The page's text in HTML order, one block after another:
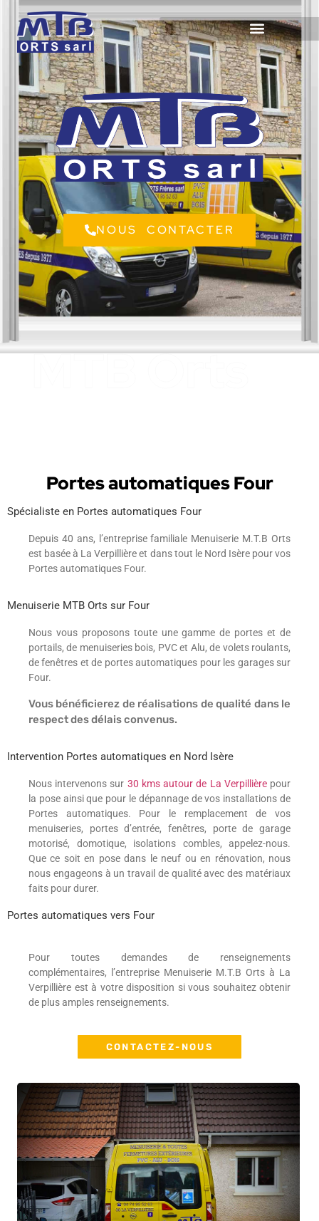
NOUS CONTACTER
Portes automatiques Four
Spécialiste en Portes automatiques Four
Depuis 40 ans, l’entreprise familiale Menuiserie M.T.B Orts
est basée à La Verpillière et dans tout le Nord Isère pour vos
Portes automatiques Four.
Menuiserie MTB Orts sur Four
Nous vous proposons toute une gamme de portes et de
portails, de menuiseries bois, PVC et Alu, de volets roulants,
de fenêtres et de portes automatiques pour les garages sur
Four.
Vous bénéficierez de réalisations de qualité dans le
respect des délais convenus.
Intervention Portes automatiques en Nord Isère
Nous intervenons sur 30 kms autour de La Verpillièrepour
la pose ainsi que pour le dépannage de vos installations de
Portes automatiques. Pour le remplacement de vos
menuiseries, portes d’entrée, fenêtres, porte de garage
motorisé, domotique, isolations combles, appelez-nous.
Que ce soit en pose dans le neuf ou en rénovation, nous
nous engageons à un travail de qualité avec des matériaux
faits pour durer.
Portes automatiques vers Four
Pour toutes demandes de renseignements
complémentaires, l’entreprise Menuiserie M.T.B Orts à La
Verpillière est à votre disposition si vous souhaitez obtenir
de plus amples renseignements.
CONTACTEZ-NOUS